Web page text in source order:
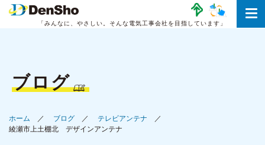
「みんなに、やさしい。 そんな電気工事会社を目指しています」
ブログ
ホーム ブログ
テレビアンテナ
綾瀬市上土棚北 デザインアンテナ